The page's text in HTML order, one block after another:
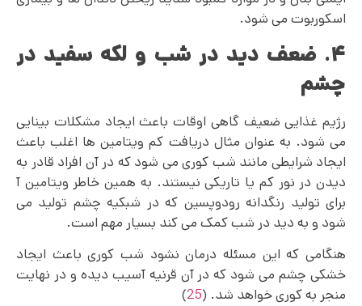
اسکوربوت می شود.
۴. ضعف دید در شب و لکه سفید در
چشم
رژیم غذایی ضعیف گاهی اوقات باعث ایجاد مشکلات بینایی
می‌ شود. به عنوان مثال دریافت کم ویتامین ها اغلب باعث
ایجاد شرایطی مانند شب کوری می‌ شود که در آن افراد قادر به
دیدن در نور کم یا تاریکی نیستند. به همین خاطر ویتامین آ
برای تولید رنگدانه رودوپسین که در شبکیه چشم تولید می‌
شود و به دید در شب کمک می‌ کند بسیار مهم است.
هنگامی که این مسئله درمان نشود شب کوری باعث ایجاد
خشکی چشم می شود که در آن قرنیه آسیب دیده و در نهایت
منجر به کوری خواهد شد. (25
)